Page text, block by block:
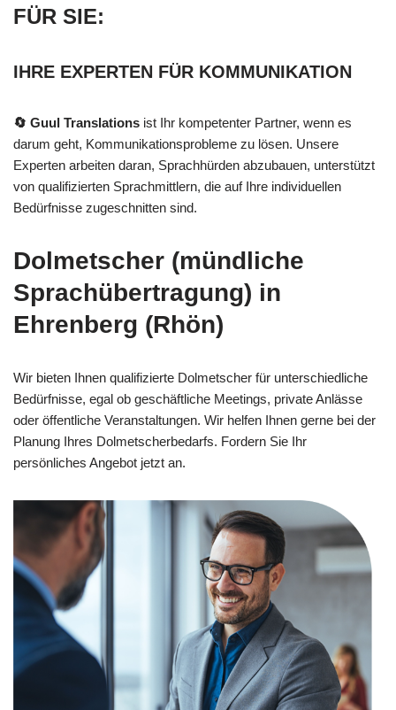
FÜR SIE:
IHRE EXPERTEN FÜR KOMMUNIKATION
🔄 Guul Translations ist Ihr kompetenter Partner, wenn es
darum geht, Kommunikationsprobleme zu lösen. Unsere
Experten arbeiten daran, Sprachhürden abzubauen, unterstützt
von qualifizierten Sprachmittlern, die auf Ihre individuellen
Bedürfnisse zugeschnitten sind.
Dolmetscher (mündliche
Sprachübertragung) in
Ehrenberg (Rhön)
Wir bieten Ihnen qualifizierte Dolmetscher für unterschiedliche
Bedürfnisse, egal ob geschäftliche Meetings, private Anlässe
oder öffentliche Veranstaltungen. Wir helfen Ihnen gerne bei der
Planung Ihres Dolmetscherbedarfs. Fordern Sie Ihr
persönliches Angebot jetzt an.